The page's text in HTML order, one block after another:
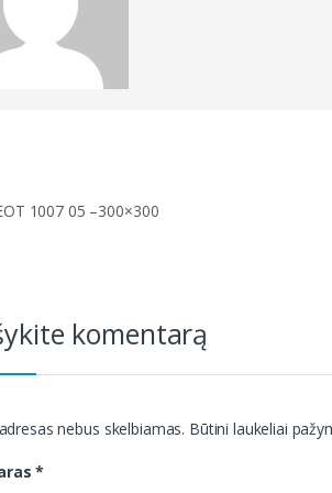
1007 05 –300×300
komentarą
nebus skelbiamas. Būtini laukeliai
*